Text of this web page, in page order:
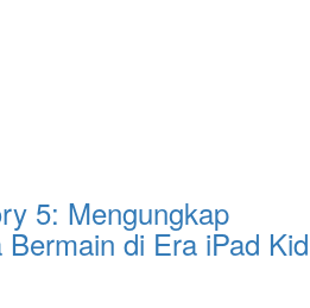
5: Mengungkap
di Era iPad Kid